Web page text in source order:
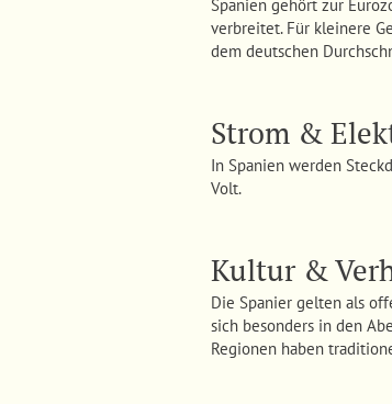
Spanien gehört zur
verbreitet. Für kleinere
dem deutschen
Strom &
In Spanien werden
Volt.
Kultur &
Die Spanier gelten als
sich besonders in den
Regionen haben